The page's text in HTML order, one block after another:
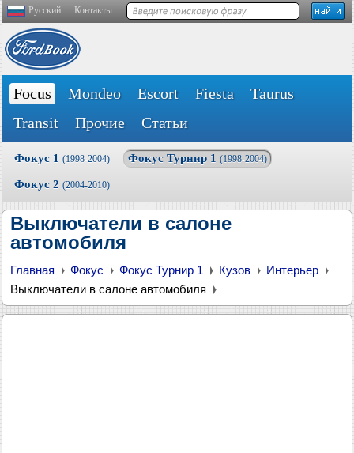
Русский Контакты
Focus Mondeo Escort Fiesta
Taurus
Transit
Прочие Статьи
Фокус 1 (1998-2004) Фокус Турнир 1 (1998-2004)
Фокус 2 (2004-2010)
Выключатели в салоне
автомобиля
Главная Фокус Фокус Турнир 1 Кузов
Интерьер
Выключатели в салоне автомобиля